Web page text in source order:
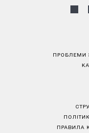
ПРОБЛЕМИ
ПРАВИЛА